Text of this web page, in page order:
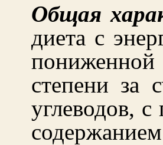
Общая
диета с
степени за
углеводов,